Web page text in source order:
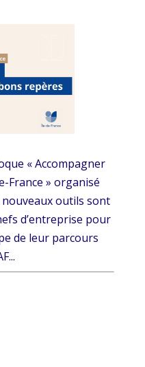
« Accompagner
France » organisé
outils sont
d’entreprise pour
de leur parcours